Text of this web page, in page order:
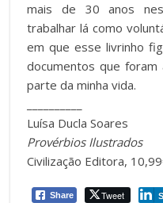
mais de 30 anos
trabalhar lá como
em que esse livrinho
documentos que foram
parte da minha vida.
Luísa Ducla Soares
Provérbios Ilustrados
Civilização Editora,
Share Tweet